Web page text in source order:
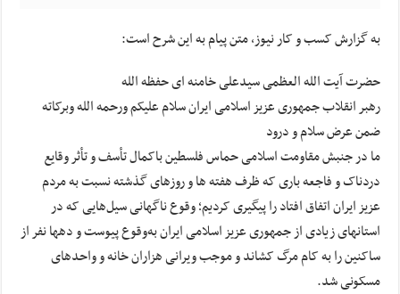
به گزارش کسب و کار نیوز، متن پیام به این شرح است:
حضرت آیت الله العظمی سیدعلی خامنه ای حفظه الله
رهبر انقلاب جمهوری عزیز اسلامی ایران سلام علیکم ورحمه الله وبرکاته
ضمن عرض سلام و درود
ما در جنبش مقاومت اسلامی حماس فلسطین باکمال تأسف و تأثر وقایع
دردناک و فاجعه باری که ظرف هفته ها و روزهای گذشته نسبت به مردم
عزیز ایران اتفاق افتاد را پیگیری کردیم؛ وقوع ناگهانی سیل‌هایی که در
استانهای زیادی از جمهوری عزیز اسلامی ایران به‌وقوع پیوست و دهها نفر از
ساکنین را به کام مرگ کشاند و موجب ویرانی هزاران خانه و واحدهای
مسکونی شد.